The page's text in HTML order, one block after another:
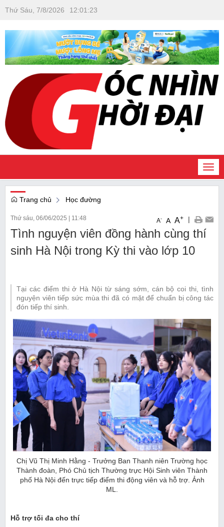
Thứ Sáu, 7/8/2026 12:01 :24
Trang chủ Học đường
Thứ sáu, 06/06/2025 | 11:48 A- A A+ |
Tình nguyện viên đồng hành cùng thí
sinh Hà Nội trong Kỳ thi vào lớp 10
Tại các điểm thi ở Hà Nội từ sáng sớm, cán bộ coi thi, tình
nguyện viên tiếp sức mùa thi đã có mặt để chuẩn bị công tác
đón tiếp thí sinh.
Chị Vũ Thị Minh Hằng - Trưởng Ban Thanh niên Trường học
Thành đoàn, Phó Chủ tịch Thường trực Hội Sinh viên Thành
phố Hà Nội đến trực tiếp điểm thi động viên và hỗ trợ. Ảnh
ML.
Hỗ trợ tối đa cho thí